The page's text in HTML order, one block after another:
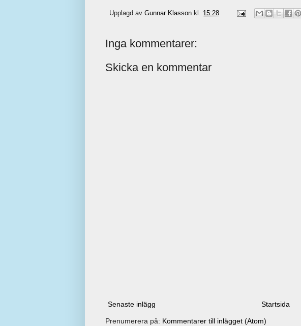
Upplagd av Gunnar Klasson kl. 15:28
Inga kommentarer:
Skicka en kommentar
Senaste inlägg Startsida
Prenumerera på: Kommentarer till inlägget (Atom)